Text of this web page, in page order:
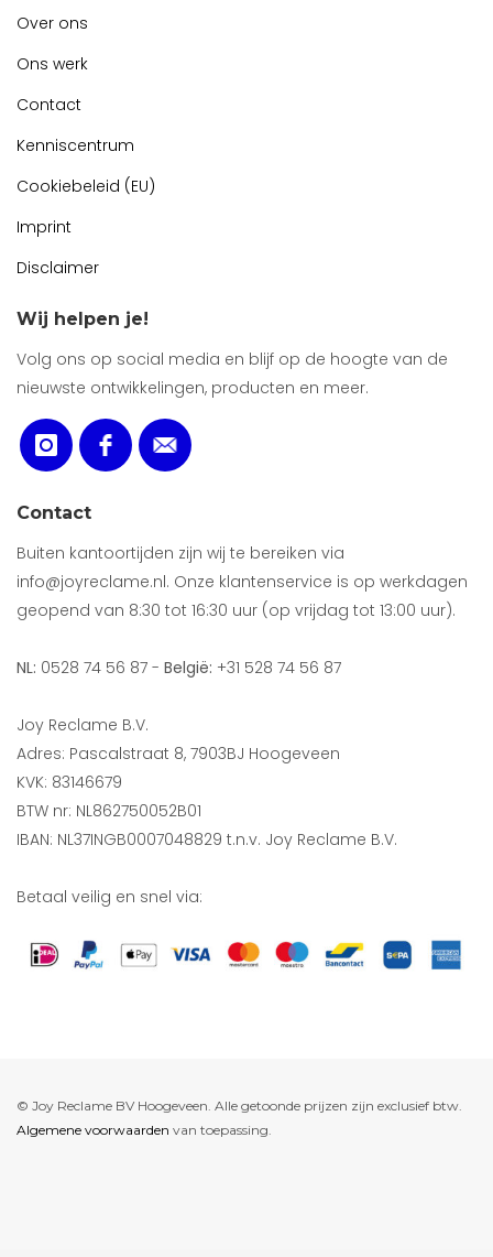
Over ons
Ons werk
Contact
Kenniscentrum
Cookiebeleid (EU)
Imprint
Disclaimer
Wij helpen je!
Volg ons op social media en blijf op de hoogte van de
nieuwste ontwikkelingen, producten en meer.
Contact
Buiten kantoortijden zijn wij te bereiken via
info@joyreclame.nl. Onze klantenservice is op werkdagen
geopend van 8:30 tot 16:30 uur (op vrijdag tot 13:00 uur).
NL: 0528 74 56 87 - België: +31 528 74 56 87
Joy Reclame B.V.
Adres: Pascalstraat 8, 7903BJ Hoogeveen
KVK: 83146679
BTW nr: NL862750052B01
IBAN: NL37INGB0007048829 t.n.v. Joy Reclame B.V.
Betaal veilig en snel via:
© Joy Reclame BV Hoogeveen. Alle getoonde prijzen zijn exclusief btw.
Algemene voorwaarden van toepassing.